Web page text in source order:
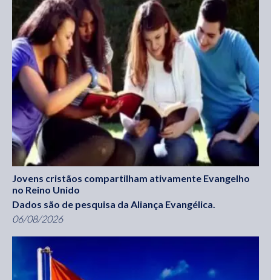
Jovens cristãos compartilham ativamente Evangelho
no Reino Unido
Dados são de pesquisa da Aliança Evangélica.
06/08/2026